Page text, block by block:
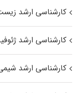
کارشناسی ارشد
کارشناسی ارشد
کارشناسی ارشد